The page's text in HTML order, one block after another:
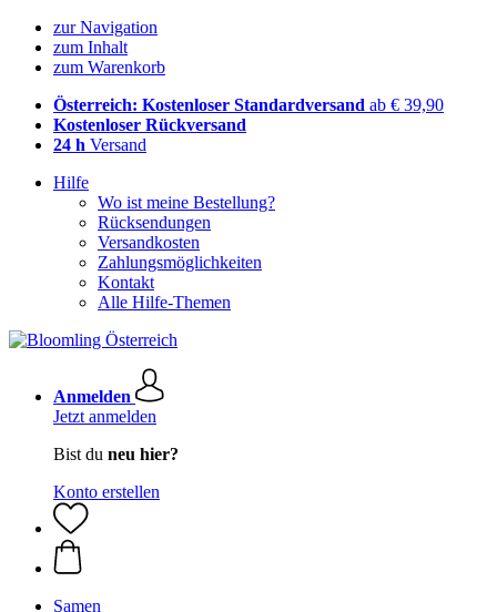
zur Navigation
zum Inhalt
zum Warenkorb
Österreich: Kostenloser Standardversand ab € 39,90
Kostenloser Rückversand
24 h Versand
Hilfe
Wo ist meine Bestellung?
Rücksendungen
Versandkosten
Zahlungsmöglichkeiten
Kontakt
Alle Hilfe-Themen
Anmelden
Jetzt anmelden
Bist du neu hier?
Konto erstellen
Samen